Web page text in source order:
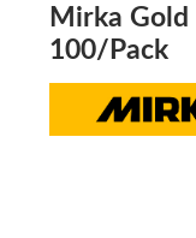
Mirka Gold
100/Pack